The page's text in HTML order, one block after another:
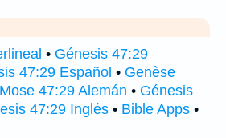
• Génesis 47:29
47:29 Español • Genèse
47:29 Alemán • Génesis
47:29 Inglés • Bible Apps •